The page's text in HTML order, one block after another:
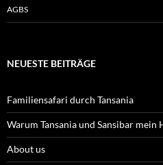
AGBS
NEUESTE BEITRÄGE
Familiensafari durch Tansania
Warum Tansania und Sansibar mein
About us